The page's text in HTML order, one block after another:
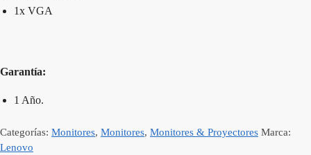
1x VGA
Garantía:
1 Año.
Categorías: Monitores, Monitores, Monitores & Proyectores Marca:
Lenovo